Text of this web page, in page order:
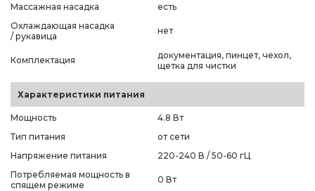
Массажная насадка
есть
Охлаждающая насадка
/ рукавица
нет
Комплектация
документация, пинцет, чехол,
щетка для чистки
Характеристики питания
Мощность
4.8 Вт
Тип питания
от сети
Напряжение питания
220-240 В / 50-60 гЦ
Потребляемая мощность в
спящем режиме
0 Вт